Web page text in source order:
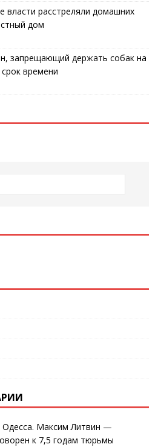
власти расстреляли домашних
дом
запрещающий держать собак на
времени
Одесса. Максим Литвин —
к 7,5 годам тюрьмы